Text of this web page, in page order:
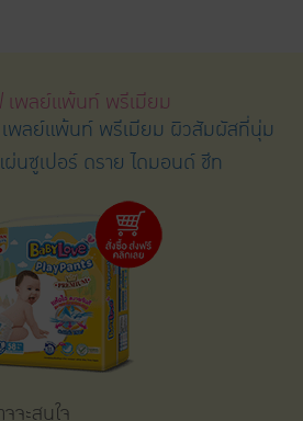
เพลย์แพ้นท์ พรีเมียม
เพลย์แพ้นท์ พรีเมียม ผิวสัมผัสที่นุ่ม
นซูเปอร์ ดราย ไดมอนด์ ชีท
ะสนใจ